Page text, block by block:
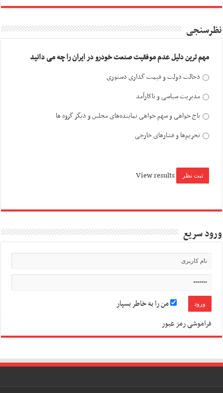
نظرسنجی
مهم ترین دلیل عدم موفقیت صنعت خودرو در ایران را چه می دانید
دخالت دولت و قیمت گذاری دستوری
مدیریت سیاسی و ناکارآمد
باج خواهی و سهم خواهی نماینده‌های مجلس و دیگر گروه ها
تحریم‌ها و فشارهای خارجی
View results
ورود سریع
من را به خاطر بسپار
فراموشی رمز عبور